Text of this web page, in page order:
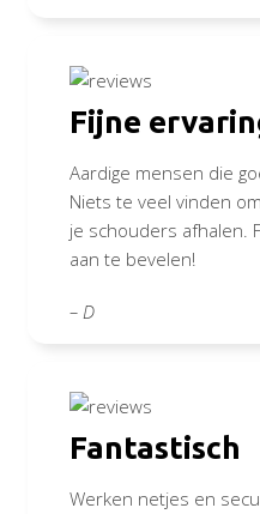
Fijne
Aardige mensen die
Niets te veel vinden
je schouders afhalen.
aan te bevelen!
– D
Fantastisch
Werken netjes en